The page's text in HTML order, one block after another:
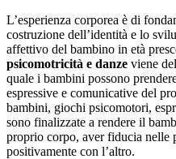
L’esperienza corporea è di
costruzione dell’identità e lo
affettivo del bambino in età
psicomotricità e danze viene
quale i bambini possono
espressive e comunicative del
bambini, giochi psicomotori,
sono finalizzate a rendere il
proprio corpo, aver fiducia nelle
positivamente con l’altro.